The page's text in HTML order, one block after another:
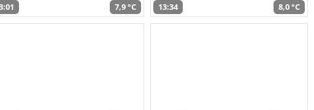
7,9 °C 13:34 8,0 °C